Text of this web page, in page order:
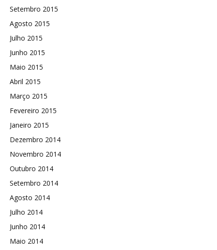
Setembro 2015
Agosto 2015
Julho 2015
Junho 2015
Maio 2015
Abril 2015
Março 2015
Fevereiro 2015
Janeiro 2015
Dezembro 2014
Novembro 2014
Outubro 2014
Setembro 2014
Agosto 2014
Julho 2014
Junho 2014
Maio 2014